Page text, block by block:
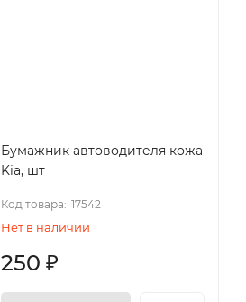
Бумажник автоводителя кожа
Kia, шт
Код товара: 17542
Нет в наличии
250₽